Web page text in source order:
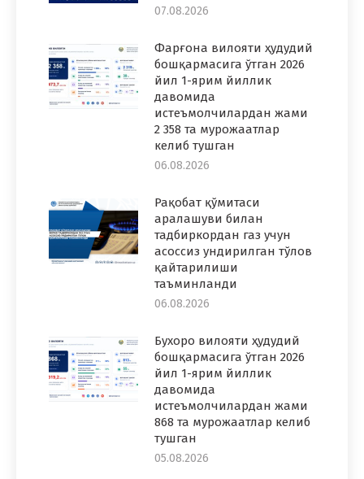
07.08.2026
Фарғона вилояти ҳудудий
бошқармасига ўтган 2026
йил 1-ярим йиллик
давомида
истеъмолчилардан жами
2 358 та мурожаатлар
келиб тушган
06.08.2026
Рақобат қўмитаси
аралашуви билан
тадбиркордан газ учун
асоссиз ундирилган тўлов
қайтарилиши
таъминланди
06.08.2026
Бухоро вилояти ҳудудий
бошқармасига ўтган 2026
йил 1-ярим йиллик
давомида
истеъмолчилардан жами
868 та мурожаатлар келиб
тушган
05.08.2026